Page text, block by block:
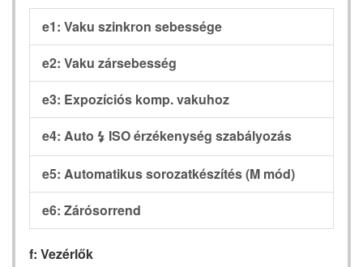
e1: Vaku szinkron sebessége
e2: Vaku zársebesség
e3: Expozíciós komp. vakuhoz
e4: Auto c ISO érzékenység szabályozás
e5: Automatikus sorozatkészítés (M mód)
e6: Zárósorrend
f: Vezérlők